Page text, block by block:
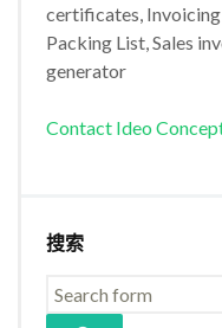
certificates, Invoicing
Packing List, Sales
generator
Contact Ideo
搜索